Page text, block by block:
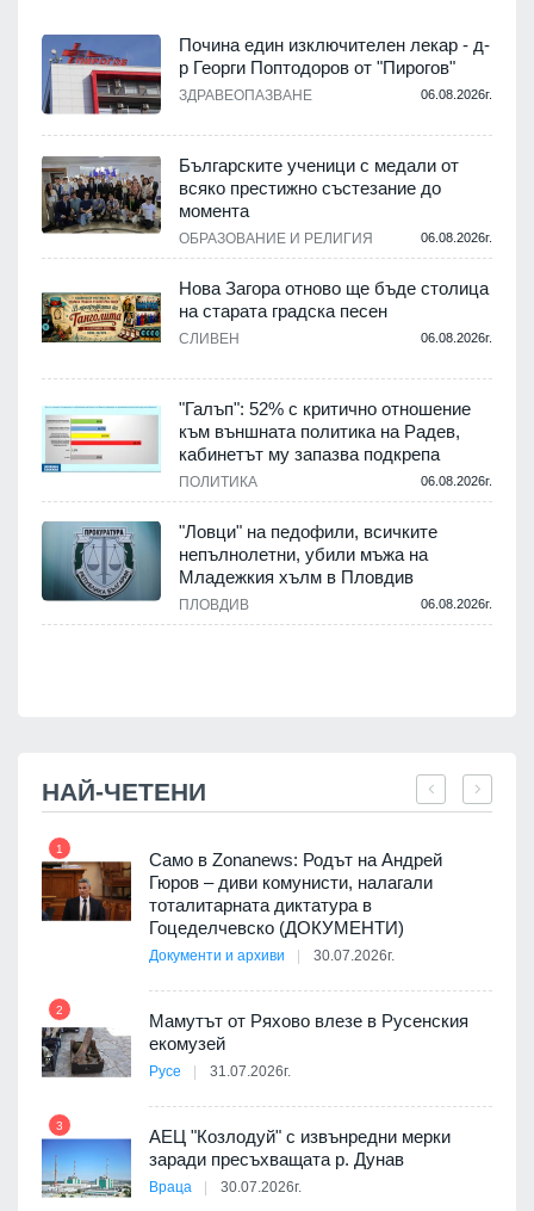
Почина един изключителен лекар - д-
р Георги Поптодоров от "Пирогов"
ЗДРАВЕОПАЗВАНЕ 06.08.2026г.
Българските ученици с медали от
всяко престижно състезание до
момента
ОБРАЗОВАНИЕ И РЕЛИГИЯ 06.08.2026г.
Нова Загора отново ще бъде столица
на старата градска песен
СЛИВЕН 06.08.2026г.
"Галъп": 52% с критично отношение
към външната политика на Радев,
кабинетът му запазва подкрепа
ПОЛИТИКА 06.08.2026г.
"Ловци" на педофили, всичките
непълнолетни, убили мъжа на
Младежкия хълм в Пловдив
ПЛОВДИВ 06.08.2026г.
НАЙ-ЧЕТЕНИ
1
Само в Zonanews: Родът на Андрей
Гюров – диви комунисти, налагали
тоталитарната диктатура в
Гоцеделчевско (ДОКУМЕНТИ)
Документи и архиви 30.07.2026г.
2
Мамутът от Ряхово влезе в Русенския
екомузей
Русе 31.07.2026г.
3
АЕЦ "Козлодуй" с извънредни мерки
заради пресъхващата р. Дунав
Враца 30.07.2026г.